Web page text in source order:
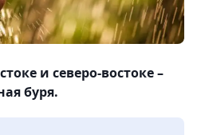
и северо-востоке –
буря.